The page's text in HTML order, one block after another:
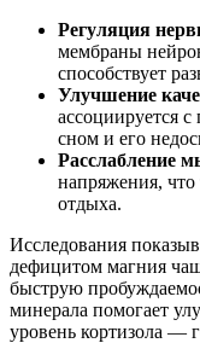
Регуляция
мембраны
способствует
Улучшение
ассоциируется
сном и его
Расслабление
напряжения,
отдыха.
Исследования
дефицитом магния
быструю
минерала помогает
уровень кортизола —